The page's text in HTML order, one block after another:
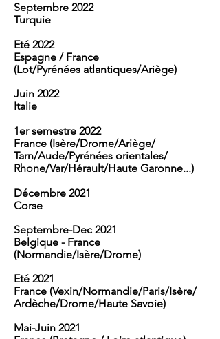
Septembre 2022
Turquie
Eté 2022
Espagne / France
(Lot/Pyrénées atlantiques/Ariège)
Juin 2022
Italie
1er semestre 2022
France (Isère/Drome/Ariège/
Tarn/Aude/Pyrénées orientales/
Rhone/Var/Hérault/Haute Garonne...)
Décembre 2021
Corse
Septembre-Dec 2021
Belgique - France
(Normandie/Isère/Drome)
Eté 2021
France (Vexin/Normandie/Paris/Isère/
Ardèche/Drome/Haute Savoie)
Mai-Juin 2021